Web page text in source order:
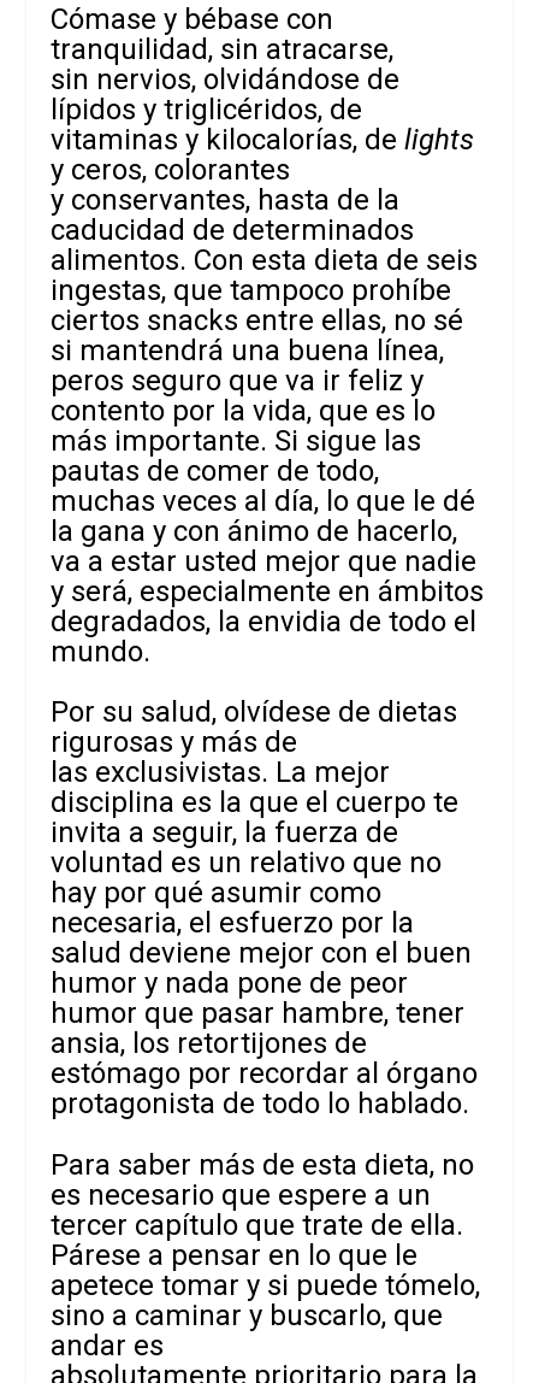
Cómase y bébase con
tranquilidad, sin atracarse,
sin nervios, olvidándose de
lípidos y triglicéridos, de
vitaminas y kilocalorías, delights
y ceros, colorantes
y conservantes, hasta de la
caducidad de determinados
alimentos. Con esta dieta de seis
ingestas, que tampoco prohíbe
ciertos snacks entre ellas, no sé
si mantendrá una buena línea,
peros seguro que va ir feliz y
contento por la vida, que es lo
más importante. Si sigue las
pautas de comer de todo,
muchas veces al día, lo que le dé
la gana y con ánimo de hacerlo,
va a estar usted mejor que nadie
y será, especialmente en ámbitos
degradados, la envidia de todo el
mundo.
Por su salud, olvídese de dietas
rigurosas y más de
las exclusivistas. La mejor
disciplina es la que el cuerpo te
invita a seguir, la fuerza de
voluntad es un relativo que no
hay por qué asumir como
necesaria, el esfuerzo por la
salud deviene mejor con el buen
humor y nada pone de peor
humor que pasar hambre, tener
ansia, los retortijones de
estómago por recordar al órgano
protagonista de todo lo hablado.
Para saber más de esta dieta, no
es necesario que espere a un
tercer capítulo que trate de ella.
Párese a pensar en lo que le
apetece tomar y si puede tómelo,
sino a caminar y buscarlo, que
andar es
absolutamente prioritario para la